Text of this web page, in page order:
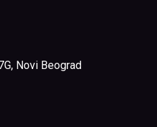
Novi Beograd